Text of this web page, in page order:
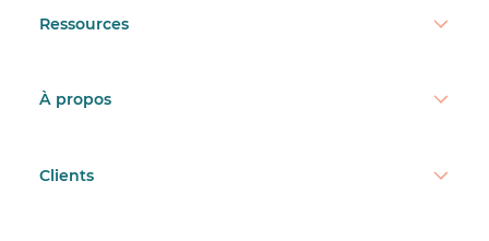
Ressources
À propos
Clients